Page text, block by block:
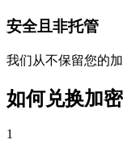
安全且非托管
我们从不保留您的
如何兑换加
1